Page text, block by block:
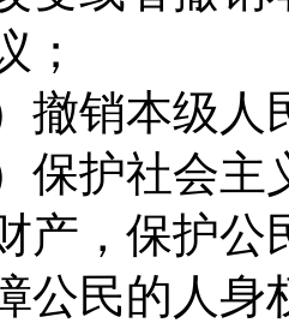
；
销本级人
护社会主
产，保护公
公民的人身